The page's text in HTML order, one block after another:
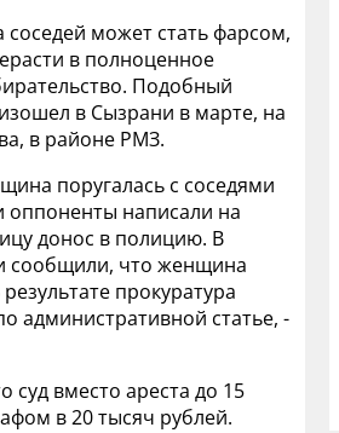
соседей может стать фарсом,
в полноценное
Подобный
в Сызрани в марте, на
в районе РМЗ.
поругалась с соседями
оппоненты написали на
донос в полицию. В
сообщили, что женщина
прокуратура
административной статье, -
суд вместо ареста до 15
в 20 тысяч рублей.